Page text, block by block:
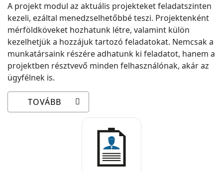
A projekt modul az aktuális projekteket feladatszinten
kezeli, ezáltal menedzselhetőbbé teszi. Projektenként
mérföldköveket hozhatunk létre, valamint külön
kezelhetjük a hozzájuk tartozó feladatokat. Nemcsak a
munkatársaink részére adhatunk ki feladatot, hanem a
projektben résztvevő minden felhasználónak, akár az
ügyfélnek is.
TOVÁBB